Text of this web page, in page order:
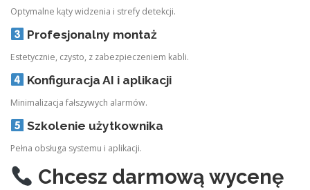
Optymalne kąty widzenia i strefy detekcji.
Profesjonalny montaż
Estetycznie, czysto, z zabezpieczeniem kabli.
Konfiguracja AI i aplikacji
Minimalizacja fałszywych alarmów.
Szkolenie użytkownika
Pełna obsługa systemu i aplikacji.
Chcesz darmową wycenę